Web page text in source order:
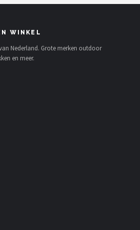
WINKEL
Nederland. Grote merken outdoor
en meer.